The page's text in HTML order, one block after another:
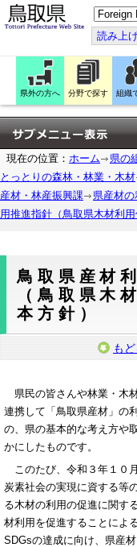
こ
の
ペ
ー
ジ
翻
訳
す
る
読み上
県外の方へ 分野で探す 組織
現在の位置： ホーム 県の
とっとりの森林・林業・木材
産材・林産振興課
県産材
用推進指針（鳥取県木材利用
鳥取県産材
（鳥取県木
本方針）
も
県民の皆さんや林業・木
連携して「鳥取県産材」の
の、県の基本的な考え方や
かにしたものです。
このたび、令和３年１０
炭素社会の実現に資する等
る木材の利用の促進に関す
材利用を促進することによ
SDGsの達成に向け、県産